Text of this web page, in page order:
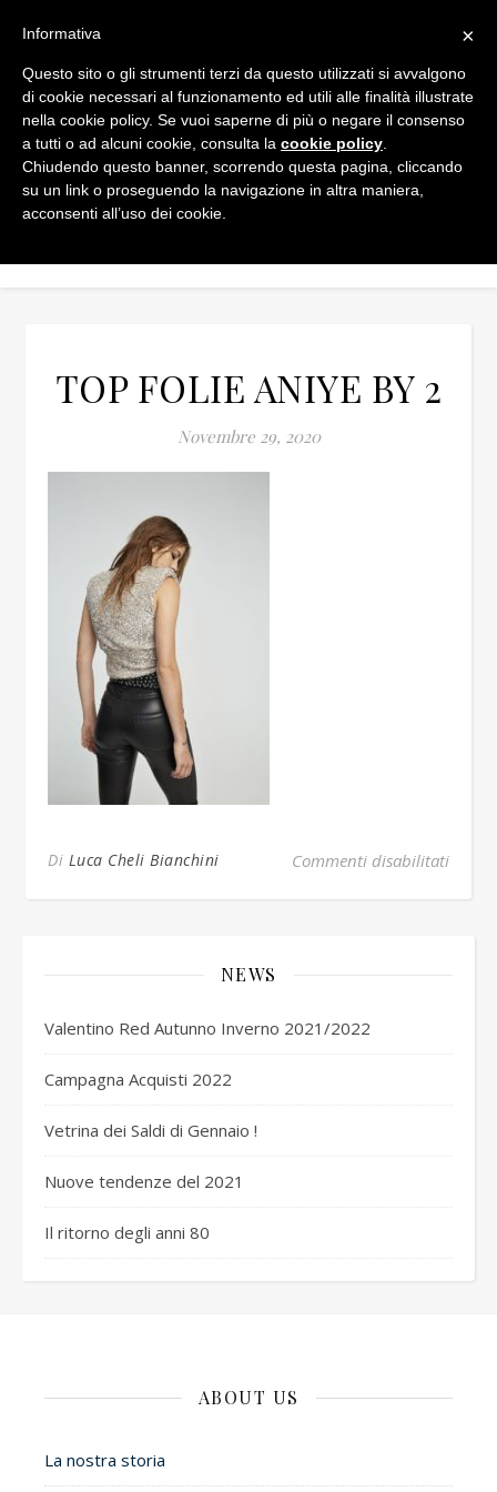
TOP FOLIE ANIYE BY 2
Novembre 29, 2020
Di Luca Cheli Bianchini Commenti disabilitatisu
NEWS
Valentino Red Autunno Inverno 2021/2022
Campagna Acquisti 2022
Vetrina dei Saldi di Gennaio !
Nuove tendenze del 2021
Il ritorno degli anni 80
ABOUT US
La nostra storia
×
Informativa
Questo sito o gli strumenti terzi da questo utilizzati si avvalgono
di cookie necessari al funzionamento ed utili alle finalità illustrate
nella cookie policy. Se vuoi saperne di più o negare il consenso
a tutti o ad alcuni cookie, consulta la cookie policy
Chiudendo questo banner, scorrendo questa pagina, cliccando
su un link o proseguendo la navigazione in altra maniera,
acconsenti all’uso dei cookie.